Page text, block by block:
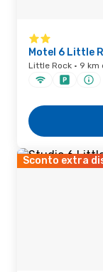
Motel 6 Little
Little Rock · 9
Sconto extra